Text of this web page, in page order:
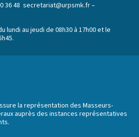
36 48 secretariat@urpsmk.fr –
lundi au jeudi de 08h30 à 17h00 et le
la représentation des Masseurs-
auprès des instances représentatives